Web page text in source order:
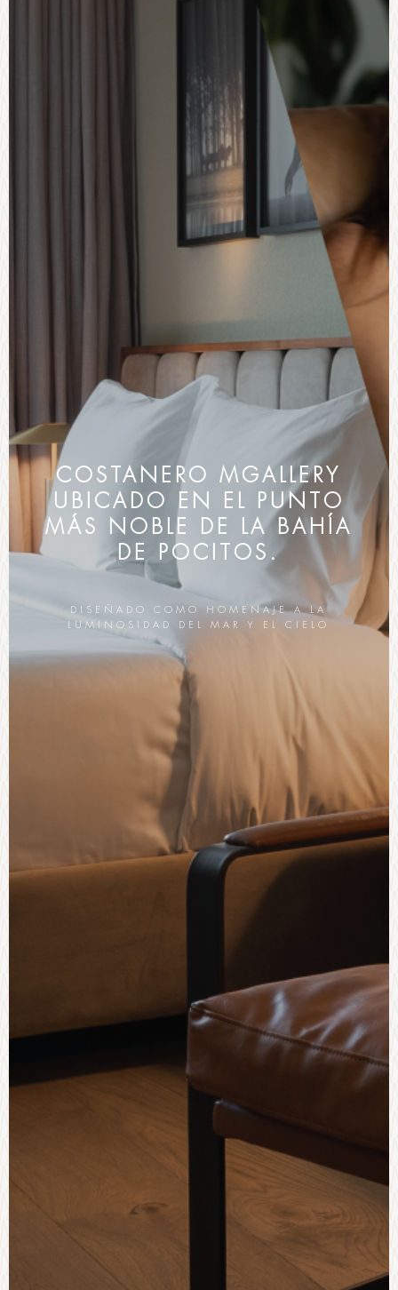
COSTANERO MGALLERY
UBICADO EN EL PUNTO
MÁS NOBLE DE LA BAHÍA
DE POCITOS.
DISEÑADO COMO HOMENAJE A LA
LUMINOSIDAD DEL MAR Y EL CIELO